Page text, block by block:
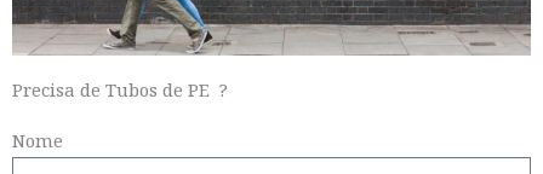
Precisa de Tubos de PE ?
Nome